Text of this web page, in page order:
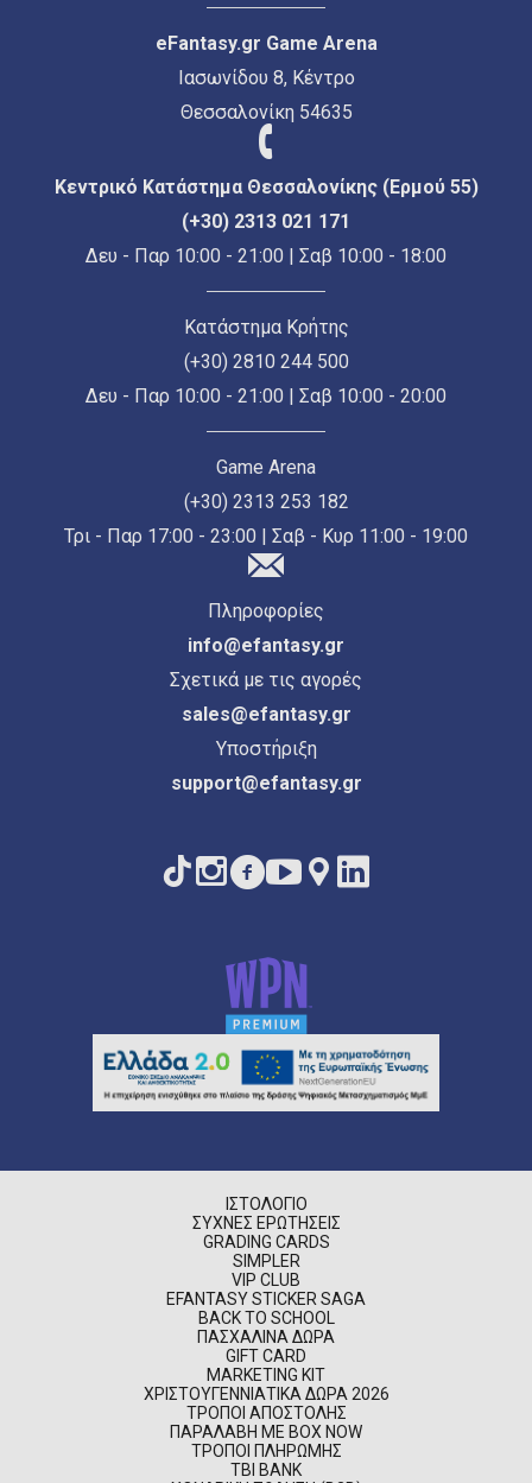
eFantasy.gr Game Arena
Ιασωνίδου 8, Κέντρο
Θεσσαλονίκη 54635
Κεντρικό Κατάστημα Θεσσαλονίκης (Ερμού 55)
(+30) 2313 021 171
Δευ - Παρ 10:00 - 21:00 | Σαβ 10:00 - 18:00
Κατάστημα Κρήτης
(+30) 2810 244 500
Δευ - Παρ 10:00 - 21:00 | Σαβ 10:00 - 20:00
Game Arena
(+30) 2313 253 182
Τρι - Παρ 17:00 - 23:00 | Σαβ - Κυρ 11:00 - 19:00
Πληροφορίες
info@efantasy.gr
Σχετικά με τις αγορές
sales@efantasy.gr
Υποστήριξη
support@efantasy.gr
ΙΣΤΟΛΌΓΙΟ
ΣΥΧΝΈΣ ΕΡΩΤΉΣΕΙΣ
GRADING CARDS
SIMPLER
VIP CLUB
EFANTASY STICKER SAGA
BACK TO SCHOOL
ΠΑΣΧΑΛΙΝΆ ΔΏΡΑ
GIFT CARD
MARKETING KIT
ΧΡΙΣΤΟΥΓΕΝΝΙΆΤΙΚΑ ΔΏΡΑ 2026
ΤΡΌΠΟΙ ΑΠΟΣΤΟΛΉΣ
ΠΑΡΑΛΑΒΉ ΜΕ BOX NOW
ΤΡΌΠΟΙ ΠΛΗΡΩΜΉΣ
TBI BANK